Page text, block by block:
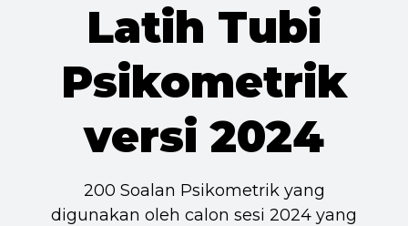
Latih Tubi
Psikometrik
versi 2024
200 Soalan Psikometrik yang
digunakan oleh calon sesi 2024 yang